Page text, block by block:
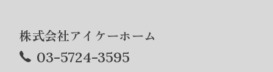
株式会社アイケーホーム
03-5724-3595